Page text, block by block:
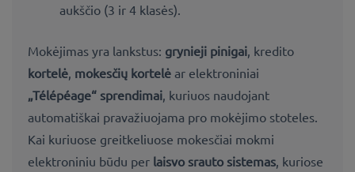
aukščio (3 ir 4 klasės).
Mokėjimas yra lankstus: grynieji pinigai , kredito
kortelė mokesčių kortelė ar elektroniniai
„Télépéage“ sprendimai , kuriuos naudojant
automatiškai pravažiuojama pro mokėjimo stoteles.
Kai kuriuose greitkeliuose mokesčiai mokmi
elektroniniu būdu per laisvo srauto sistemas , kuriose